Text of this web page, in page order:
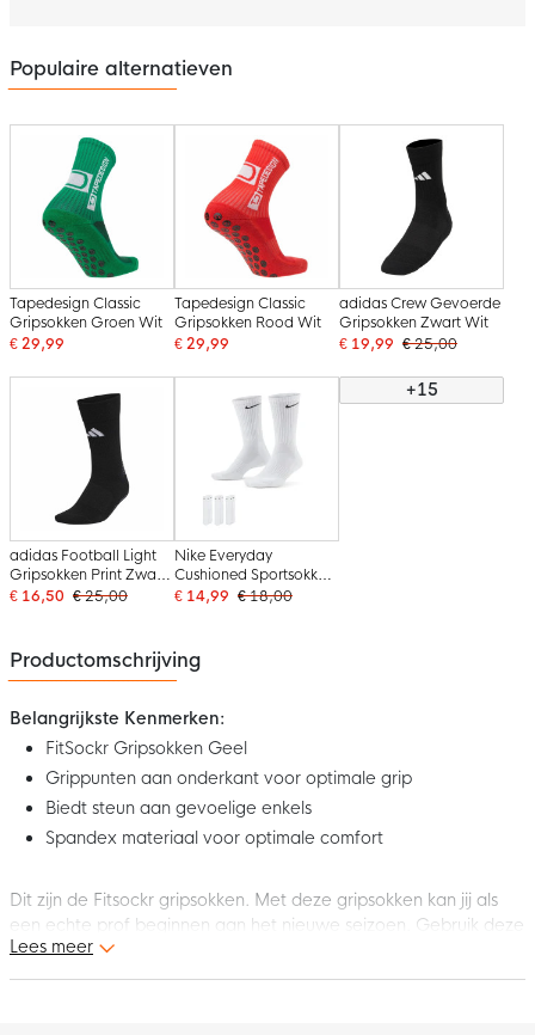
Populaire alternatieven
Tapedesign Classic
Gripsokken Groen Wit
€ 29,99
Tapedesign Classic
Gripsokken Rood Wit
€ 29,99
adidas Crew Gevoerde
Gripsokken Zwart Wit
€ 19,99 € 25,00
adidas Football Light
Gripsokken Print Zwart
Wit
€ 16,50 € 25,00
Nike Everyday
Cushioned Sportsokken
3-Pack Wit Zwart
€ 14,99 € 18,00
+15
Productomschrijving
Belangrijkste Kenmerken:
FitSockr Gripsokken Geel
Grippunten aan onderkant voor optimale grip
Biedt steun aan gevoelige enkels
Spandex materiaal voor optimale comfort
Dit zijn de Fitsockr gripsokken. Met deze gripsokken kan jij als
een echte prof beginnen aan het nieuwe seizoen. Gebruik deze
gripsokken tijdens elke training en wedstrijd voor meer grip en
om blessures te voorkomen.
Lees meer